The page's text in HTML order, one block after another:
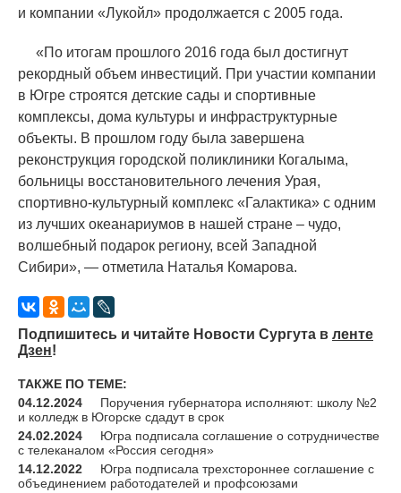
и компании «Лукойл» продолжается с 2005 года.
«По итогам прошлого 2016 года был достигнут
рекордный объем инвестиций. При участии компании
в Югре строятся детские сады и спортивные
комплексы, дома культуры и инфраструктурные
объекты. В прошлом году была завершена
реконструкция городской поликлиники Когалыма,
больницы восстановительного лечения Урая,
спортивно-культурный комплекс «Галактика» с одним
из лучших океанариумов в нашей стране – чудо,
волшебный подарок региону, всей Западной
Сибири», — отметила Наталья Комарова.
Подпишитесь и читайте Новости Сургута в ленте
Дзен!
ТАКЖЕ ПО ТЕМЕ:
04.12.2024
Поручения губернатора исполняют: школу №2
и колледж в Югорске сдадут в срок
24.02.2024
Югра подписала соглашение о сотрудничестве
с телеканалом «Россия сегодня»
14.12.2022
Югра подписала трехстороннее соглашение с
объединением работодателей и профсоюзами